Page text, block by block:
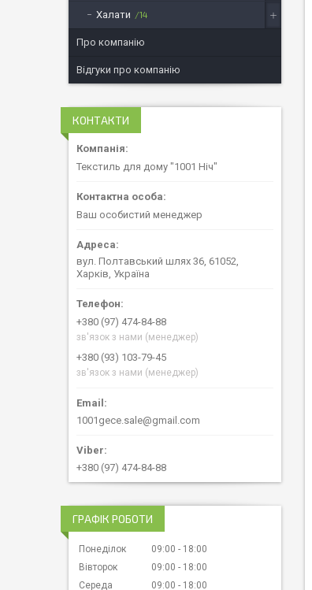
Халати 14
Про компанію
Відгуки про компанію
КОНТАКТИ
Текстиль для дому "1001 Ніч"
Ваш особистий менеджер
вул. Полтавський шлях 36, 61052,
Харків, Україна
+380 (97) 474-84-88
зв'язок з нами (менеджер)
+380 (93) 103-79-45
зв'язок з нами (менеджер)
1001gece.sale@gmail.com
+380 (97) 474-84-88
ГРАФІК РОБОТИ
Понеділок 09:00
18:00
Вівторок
09:00
18:00
Середа
09:00
18:00